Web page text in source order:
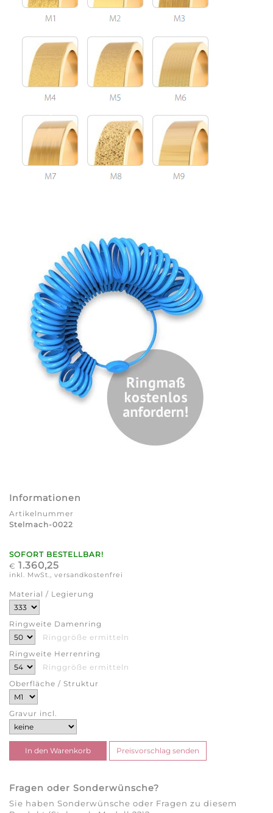
Informationen
Artikelnummer
Stelmach-0022
SOFORT BESTELLBAR!
€ 1.360,25
inkl. MwSt., versandkostenfrei
Material / Legierung
Ringweite Damenring
Ringgröße ermitteln
Ringweite Herrenring
Ringgröße ermitteln
Oberfläche / Struktur
Gravur incl.
Fragen oder Sonderwünsche?
Sie haben Sonderwünsche oder Fragen zu diesem